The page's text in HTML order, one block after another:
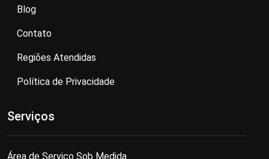
Blog
Contato
Regiões Atendidas
Política de Privacidade
Serviços
Área de Serviço Sob Medida